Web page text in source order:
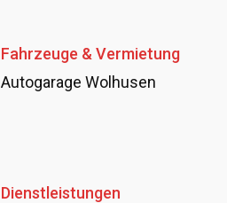
Fahrzeuge & Vermietung
Autogarage Wolhusen
Dienstleistungen